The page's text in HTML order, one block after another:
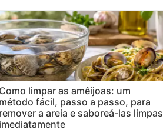
Como limpar as amêijoas: um
método fácil, passo a passo, para
remover a areia e saboreá-las limpas
imediatamente